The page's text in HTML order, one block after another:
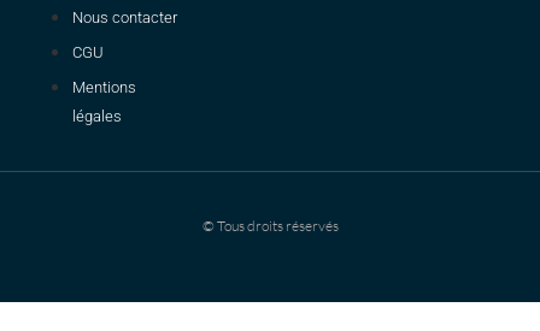
Nous contacter
CGU
Mentions
légales
© Tous droits réservés